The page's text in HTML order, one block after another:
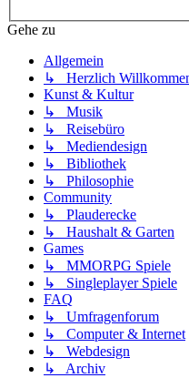
Gehe zu
Allgemein
↳ Herzlich
Kunst & Kultur
↳ Musik
↳ Reisebüro
↳ Mediendesign
↳ Bibliothek
↳ Philosophie
Community
↳ Plauderecke
↳ Haushalt & Garten
Games
↳ MMORPG Spiele
↳ Singleplayer Spiele
FAQ
↳ Umfragenforum
↳ Computer & Internet
↳ Webdesign
↳ Archiv